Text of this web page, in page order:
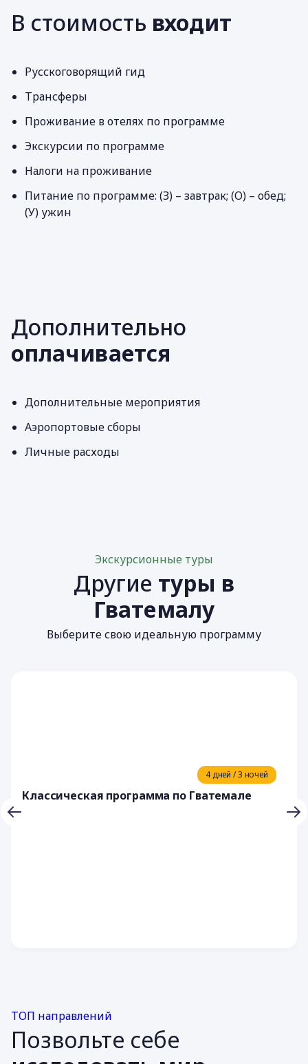
В стоимость входит
Русскоговорящий гид
Трансферы
Проживание в отелях по программе
Экскурсии по программе
Налоги на проживание
Питание по программе: (З) – завтрак; (О) – обед;
(У) ужин
Дополнительно
оплачивается
Дополнительные мероприятия
Аэропортовые сборы
Личные расходы
Экскурсионные туры
Другие туры в
Гватемалу
Выберите свою идеальную программу
4 дней / 3 ночей
Классическая программа по Гватемале
ТОП направлений
Позвольте себе